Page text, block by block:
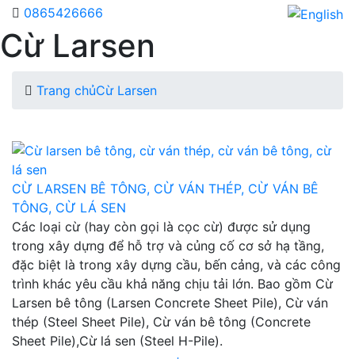
0865426666
Cừ Larsen
Trang chủCừ Larsen
CỪ LARSEN BÊ TÔNG, CỪ VÁN THÉP, CỪ VÁN BÊ
TÔNG, CỪ LÁ SEN
Các loại cừ (hay còn gọi là cọc cừ) được sử dụng
trong xây dựng để hỗ trợ và củng cố cơ sở hạ tầng,
đặc biệt là trong xây dựng cầu, bến cảng, và các công
trình khác yêu cầu khả năng chịu tải lớn. Bao gồm Cừ
Larsen bê tông (Larsen Concrete Sheet Pile), Cừ ván
thép (Steel Sheet Pile), Cừ ván bê tông (Concrete
Sheet Pile),Cừ lá sen (Steel H-Pile).